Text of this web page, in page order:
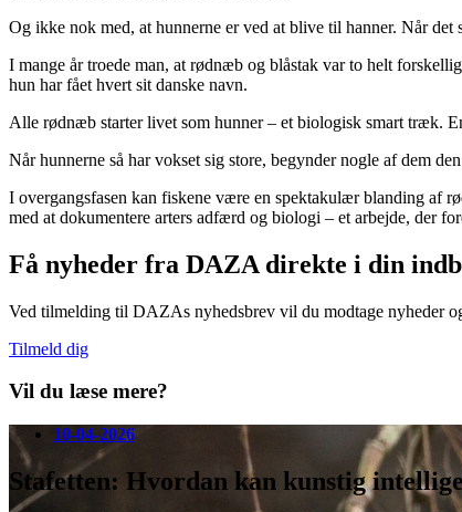
Og ikke nok med, at hunnerne er ved at blive til hanner. Når det
I mange år troede man, at rødnæb og blåstak var to helt
hun har fået hvert sit danske navn.
Alle rødnæb starter livet som hunner – et biologisk smart træk.
Når hunnerne så har vokset sig store, begynder nogle af dem
I overgangsfasen kan fiskene være en spektakulær blanding af
med at dokumentere arters adfærd og biologi – et arbejde, der
Få nyheder fra DAZA direkte i din
Ved tilmelding til DAZAs nyhedsbrev vil du modtage nyheder
Tilmeld dig
Vil du læse mere?
10-04-2026
Stafetten: Hvordan kan kunstig